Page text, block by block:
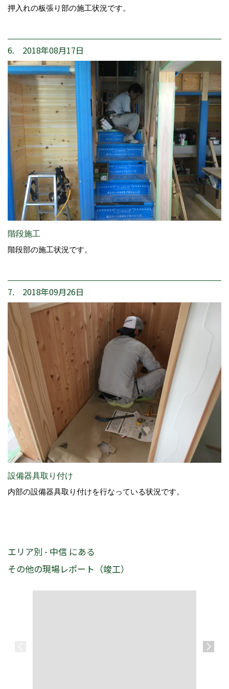
押入れの板張り部の施工状況です。
6. 2018年08月17日
階段施工
階段部の施工状況です。
7. 2018年09月26日
設備器具取り付け
内部の設備器具取り付けを行なっている状況です。
エリア別 - 中信 にある
その他の現場レポート（竣工）